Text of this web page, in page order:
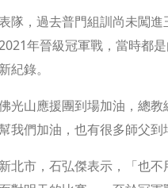
隊，過去普門組訓尚未闖
年晉級冠軍戰，當時都
紀錄。
光山應援團到場加油，總
我們加油，也有很多師父
北市，石弘傑表示，「也